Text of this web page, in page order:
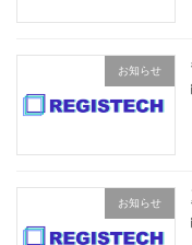
お知らせ
お知らせ